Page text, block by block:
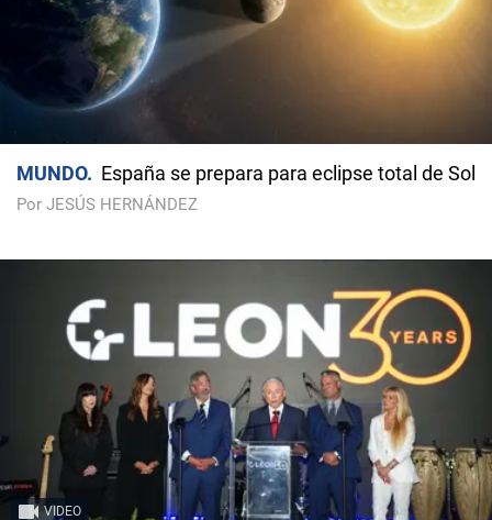
MUNDO España se prepara para eclipse total de Sol
Por JESÚS HERNÁNDEZ
VIDEO